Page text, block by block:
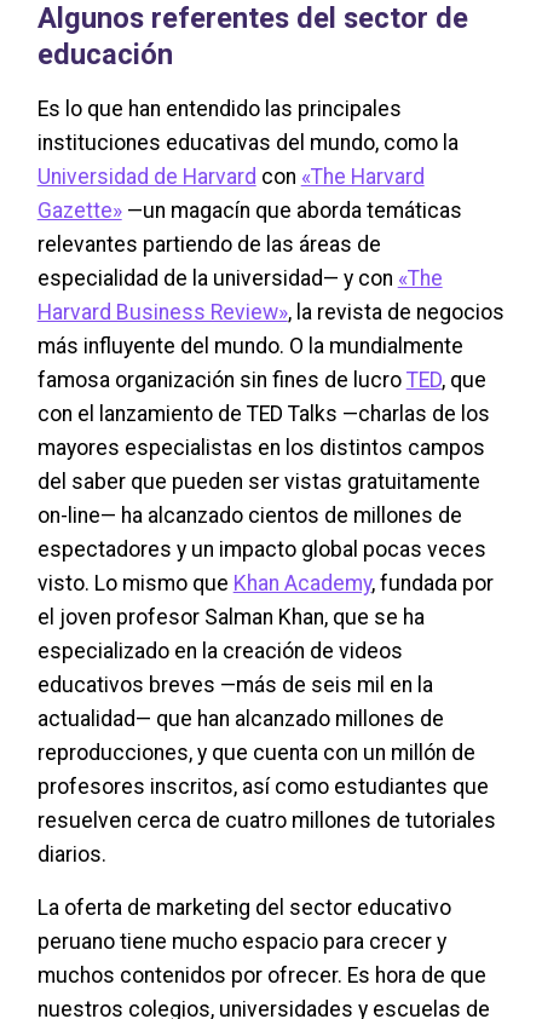
Algunos referentes del sector de
educación
Es lo que han entendido las principales
instituciones educativas del mundo, como la
Universidad de Harvard con «The Harvard
Gazette»—un magacín que aborda temáticas
relevantes partiendo de las áreas de
especialidad de la universidad— y con «The
Harvard Business Review», la revista de negocios
más influyente del mundo. O la mundialmente
famosa organización sin fines de lucro TED, que
con el lanzamiento de TED Talks —charlas de los
mayores especialistas en los distintos campos
del saber que pueden ser vistas gratuitamente
on-line— ha alcanzado cientos de millones de
espectadores y un impacto global pocas veces
visto. Lo mismo que Khan Academy, fundada por
el joven profesor Salman Khan, que se ha
especializado en la creación de videos
educativos breves —más de seis mil en la
actualidad— que han alcanzado millones de
reproducciones, y que cuenta con un millón de
profesores inscritos, así como estudiantes que
resuelven cerca de cuatro millones de tutoriales
diarios.
La oferta de marketing del sector educativo
peruano tiene mucho espacio para crecer y
muchos contenidos por ofrecer. Es hora de que
nuestros colegios, universidades y escuelas de